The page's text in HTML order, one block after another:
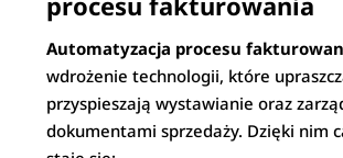
Automatyzacja procesu
wdrożenie technologii, które
przyspieszają wystawianie oraz
dokumentami sprzedaży. Dzięki nim